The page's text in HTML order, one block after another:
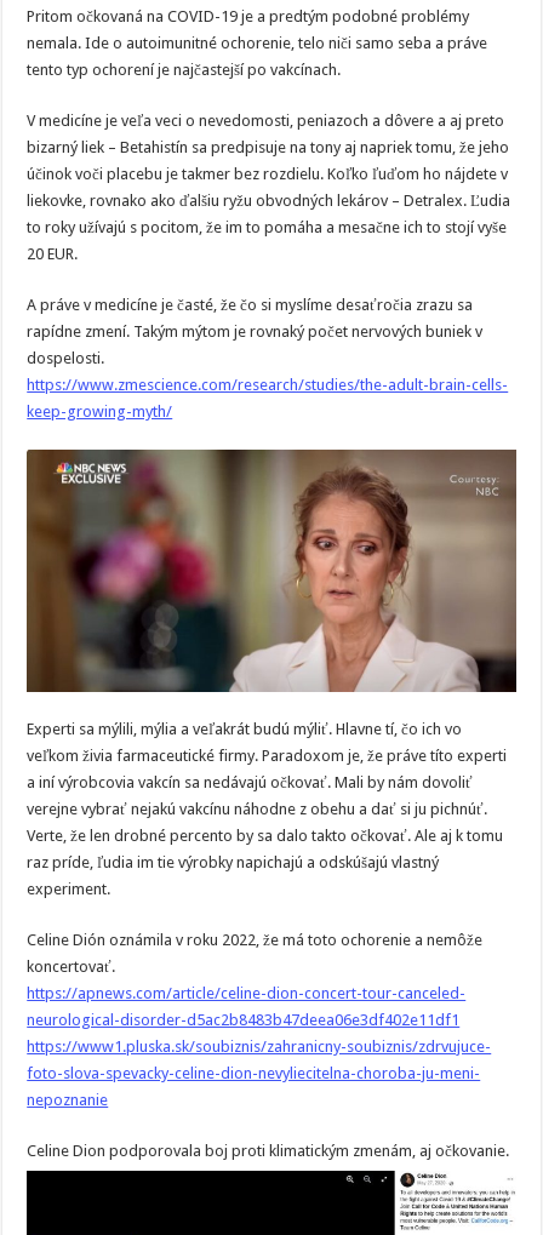
Pritom očkovaná na COVID-19 je a predtým podobné problémy
nemala. Ide o autoimunitné ochorenie, telo niči samo seba a práve
tento typ ochorení je najčastejší po vakcínach.
V medicíne je veľa veci o nevedomosti, peniazoch a dôvere a aj preto
bizarný liek – Betahistín sa predpisuje na tony aj napriek tomu, že jeho
účinok voči placebu je takmer bez rozdielu. Koľko ľuďom ho nájdete v
liekovke, rovnako ako ďalšiu ryžu obvodných lekárov – Detralex. Ľudia
to roky užívajú s pocitom, že im to pomáha a mesačne ich to stojí vyše
20 EUR.
A práve v medicíne je časté, že čo si myslíme desaťročia zrazu sa
rapídne zmení. Takým mýtom je rovnaký počet nervových buniek v
dospelosti.
https://www.zmescience.com/research/studies/the-adult-brain-cells-
keep-growing-myth/
Experti sa mýlili, mýlia a veľakrát budú mýliť. Hlavne tí, čo ich vo
veľkom živia farmaceutické firmy. Paradoxom je, že práve títo experti
a iní výrobcovia vakcín sa nedávajú očkovať. Mali by nám dovoliť
verejne vybrať nejakú vakcínu náhodne z obehu a dať si ju pichnúť.
Verte, že len drobné percento by sa dalo takto očkovať. Ale aj k tomu
raz príde, ľudia im tie výrobky napichajú a odskúšajú vlastný
experiment.
Celine Dión oznámila v roku 2022, že má toto ochorenie a nemôže
koncertovať.
https://apnews.com/article/celine-dion-concert-tour-canceled-
neurological-disorder-d5ac2b8483b47deea06e3df402e11df1
https://www1.pluska.sk/soubiznis/zahranicny-soubiznis/zdrvujuce-
foto-slova-spevacky-celine-dion-nevyliecitelna-choroba-ju-meni-
nepoznanie
Celine Dion podporovala boj proti klimatickým zmenám, aj očkovanie.